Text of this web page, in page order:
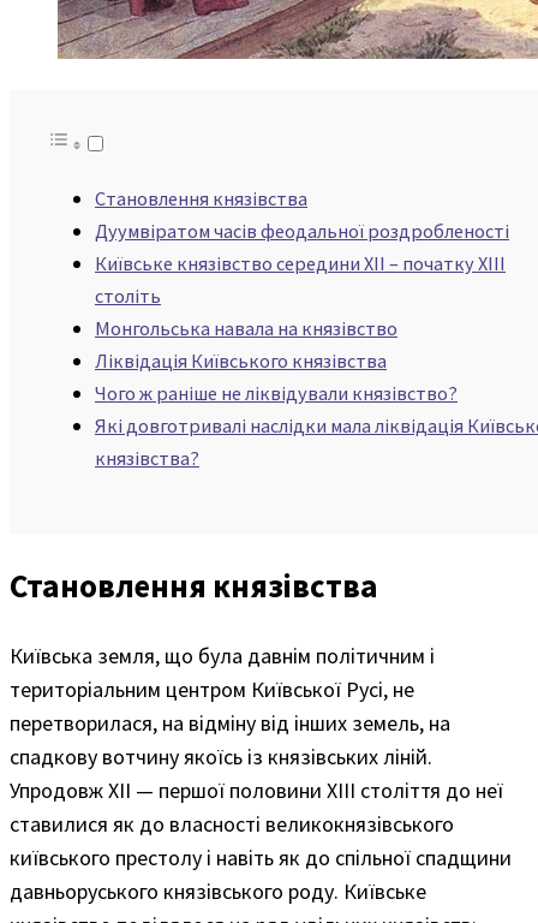
Становлення князівства
Дуумвіратом часів феодальної роздробленості
Київське князівство середини XII – початку XIII
століть
Монгольська навала на князівство
Ліквідація Київського князівства
Чого ж раніше не ліквідували князівство?
Які довготривалі наслідки мала ліквідація
князівства?
Становлення князівства
Київська земля, що була давнім політичним і
територіальним центром Київської Русі, не
перетворилася, на відміну від інших земель, на
спадкову вотчину якоїсь із князівських ліній.
Упродовж XII — першої половини XIII століття до неї
ставилися як до власності великокнязівського
київського престолу і навіть як до спільної спадщини
давньоруського князівського роду. Київське